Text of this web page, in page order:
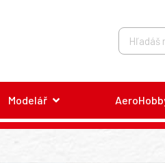
Modelář